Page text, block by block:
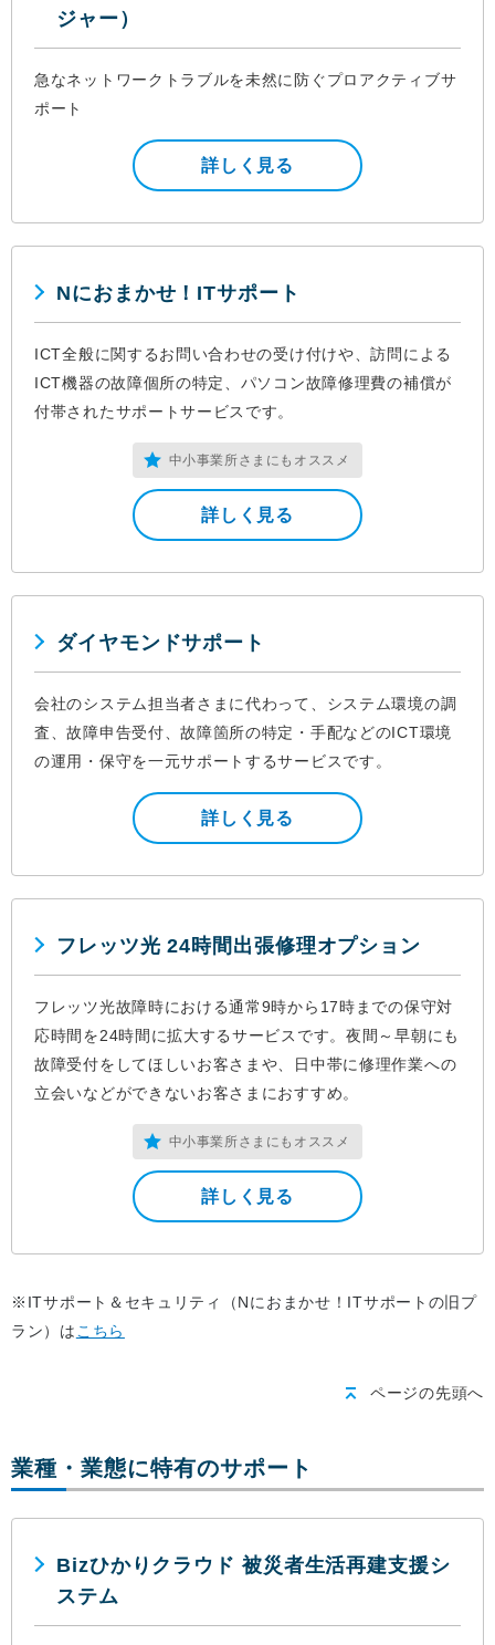
ジャー）
急なネットワークトラブルを未然に防ぐプロアクティブサ
ポート
詳しく見る
Nにおまかせ！ITサポート
ICT全般に関するお問い合わせの受け付けや、訪問による
ICT機器の故障個所の特定、パソコン故障修理費の補償が
付帯されたサポートサービスです。
中小事業所さまにもオススメ
詳しく見る
ダイヤモンドサポート
会社のシステム担当者さまに代わって、システム環境の調
査、故障申告受付、故障箇所の特定・手配などのICT環境
の運用・保守を一元サポートするサービスです。
詳しく見る
フレッツ光 24時間出張修理オプション
フレッツ光故障時における通常9時から17時までの保守対
応時間を24時間に拡大するサービスです。夜間～早朝にも
故障受付をしてほしいお客さまや、日中帯に修理作業への
立会いなどができないお客さまにおすすめ。
中小事業所さまにもオススメ
詳しく見る
※ITサポート＆セキュリティ（Nにおまかせ！ITサポートの旧プ
ラン）は こちら
ページの先頭へ
業種・業態に特有のサポート
Bizひかりクラウド 被災者生活再建支援シ
ステム